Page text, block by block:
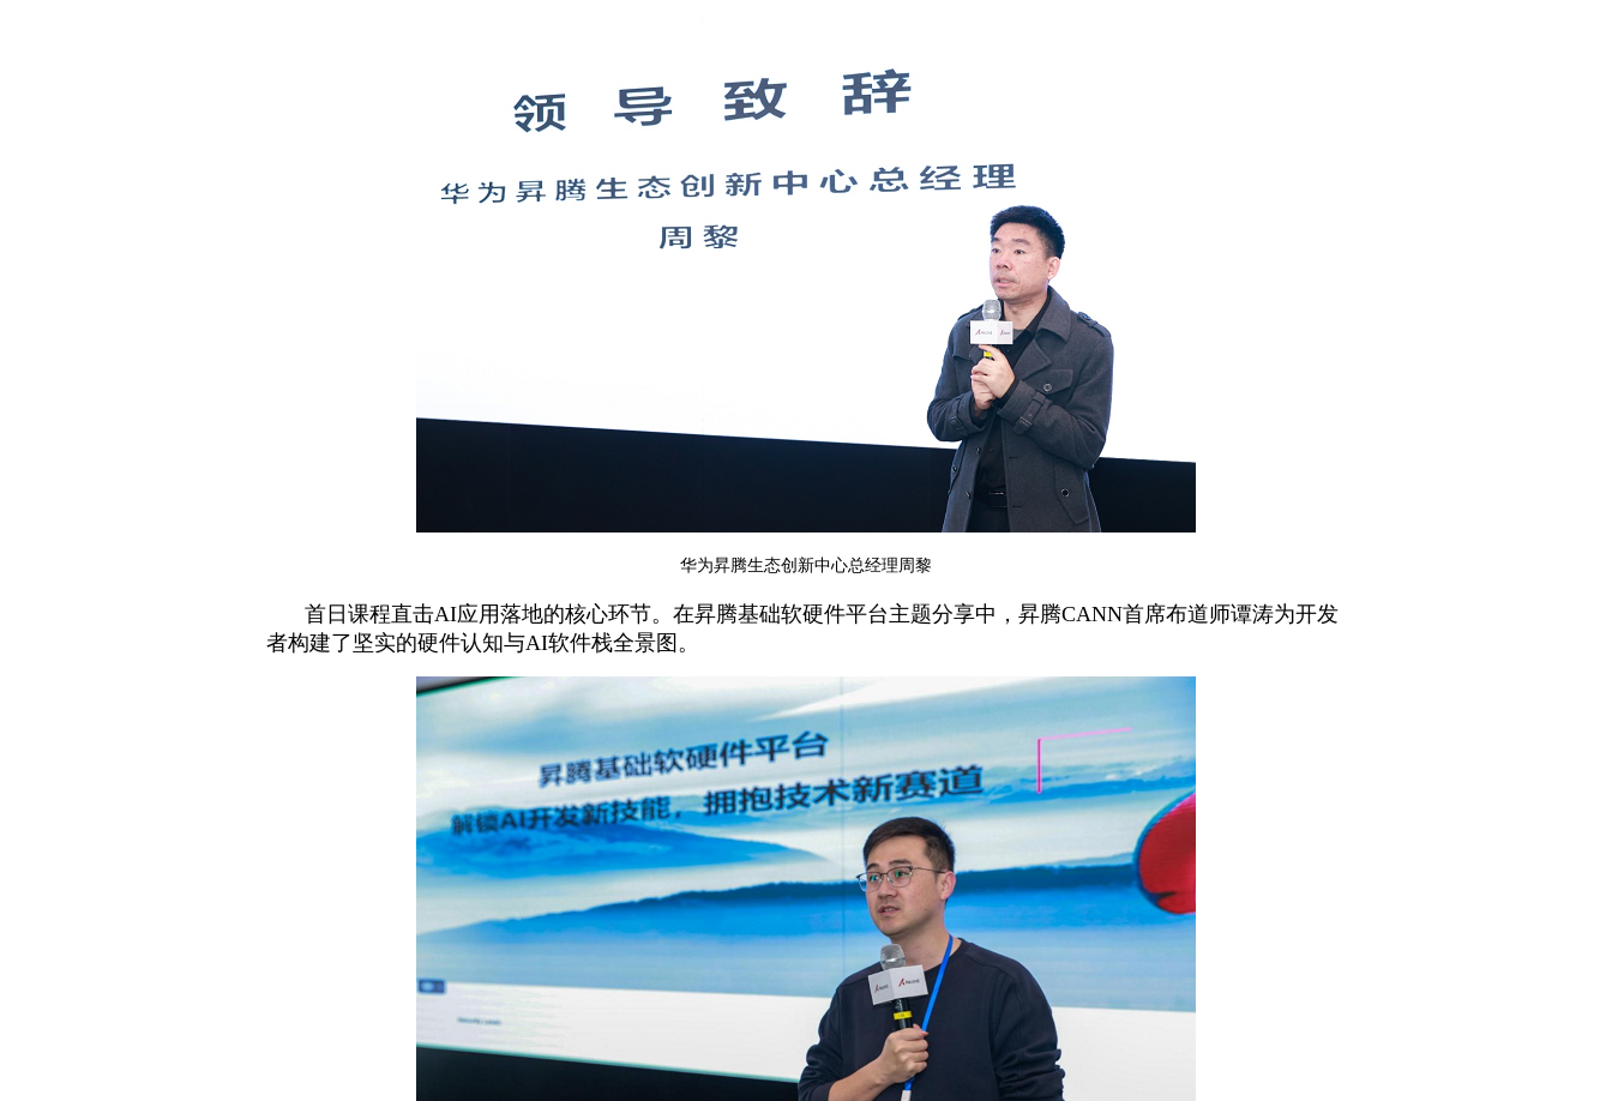
华为昇腾生态创新中心总经理周黎
首日课程直击AI应用落地的核心环节。在昇腾基础软硬件平台主题分享中，昇腾CANN首席布道师谭涛为开发
者构建了坚实的硬件认知与AI软件栈全景图。